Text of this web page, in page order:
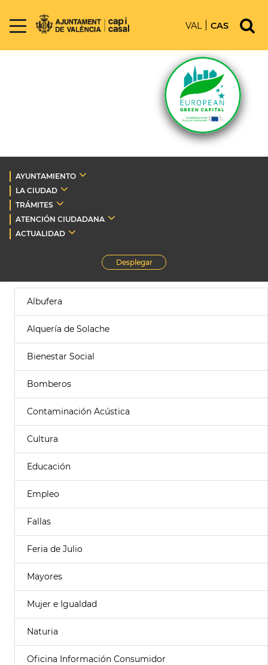
VAL CAS
AYUNTAMIENTO
LA CIUDAD
TRÁMITES
ATENCIÓN CIUDADANA
ACTUALIDAD
Desplegar
Albufera
Alquería de Solache
Bienestar Social
Bomberos
Contaminación Acústica
Cultura
Educación
Empleo
Fallas
Feria de Julio
Mayores
Mujer e Igualdad
Naturia
Oficina Información Consumidor